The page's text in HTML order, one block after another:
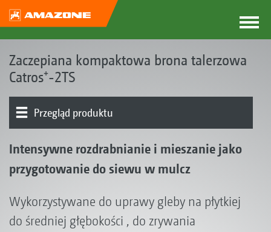
Zaczepiana kompaktowa brona talerzowa
Catros⁺-2TS
Przegląd produktu
Intensywne rozdrabnianie i mieszanie jako
przygotowanie do siewu w mulcz
Wykorzystywane do uprawy gleby na płytkiej
do średniej głębokości , do zrywania